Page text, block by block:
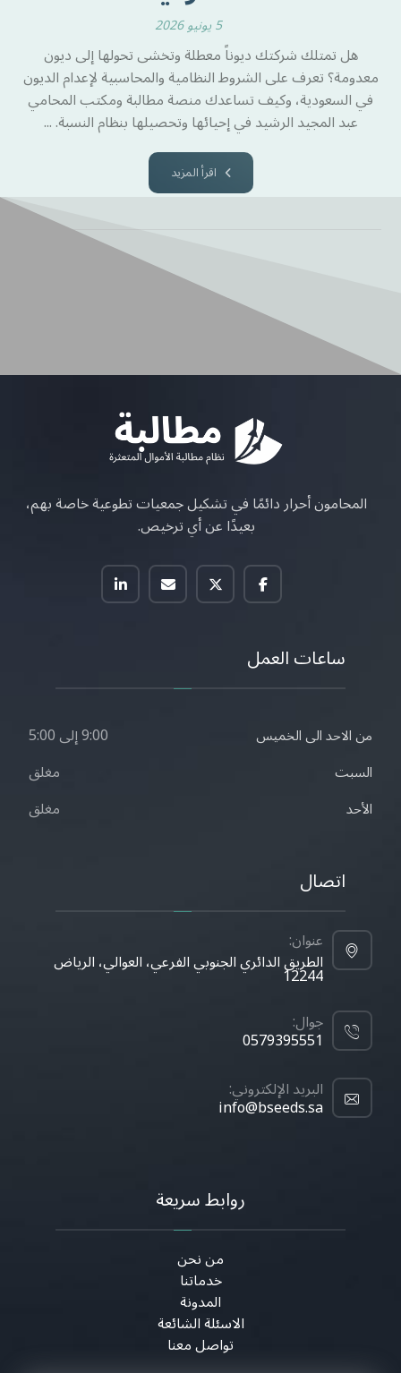
5 يونيو 2026
هل تمتلك شركتك ديوناً معطلة وتخشى تحولها إلى ديون
معدومة؟ تعرف على الشروط النظامية والمحاسبية لإعدام الديون
في السعودية، وكيف تساعدك منصة مطالبة ومكتب المحامي
عبد المجيد الرشيد في إحيائها وتحصيلها بنظام النسبة. ...
اقرأ المزيد
المحامون أحرار دائمًا في تشكيل جمعيات تطوعية خاصة بهم،
بعيدًا عن أي ترخيص.
ساعات العمل
من الاحد الى الخميس 9:00 إلى 5:00
السبت مغلق
الأحد مغلق
اتصال
عنوان:
الطريق الدائري الجنوبي الفرعي، العوالي، الرياض
12244
جوال:
0579395551
البريد الإلكتروني:
info@bseeds.sa
روابط سريعة
من نحن
خدماتنا
المدونة
الاسئلة الشائعة
تواصل معنا